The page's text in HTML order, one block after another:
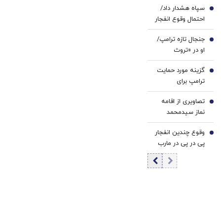
نیست، این ما
هستیم که
ابوالقاسم
قاسم‌زاده/ همتی
هم برای تشییع
آمده بود+ تصاویر
سپاه هشدار داد/
احتمال وقوع انفجار
در این منطقه وجود
دارد
3
جنجال تازه ترامپ/
او در «تروث
سوشال» اعلام
پیروزی کرد
4
گزینه مورد حمایت
ترامپ برای
انتخابات 2028
آمریکا فاش شد
5
تصاویری از اقامه
نماز سیدمحمد
خاتمی بر پیکر
ابوالقاسم قاسم
زاده+ فیلم
6
وقوع چندین انفجار
پی در پی در مارب
7